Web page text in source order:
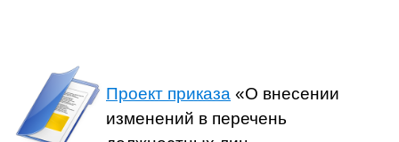
Проект приказа «О внесении
изменений в перечень